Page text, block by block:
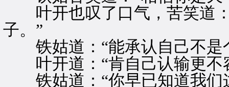
叶开也叹了口气，苦笑道：
子。”
铁姑道：“能承认自己不是
叶开道：“肯自己认输更不
铁姑道：“你早已知道我们